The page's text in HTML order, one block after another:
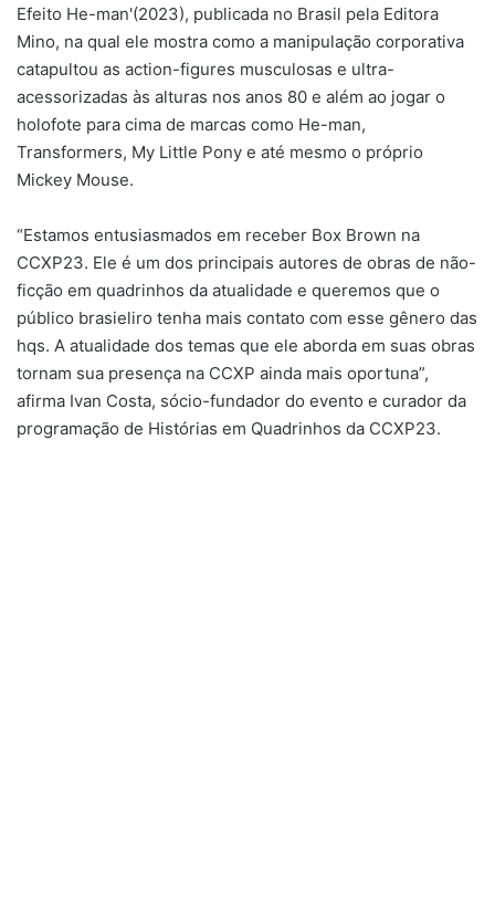
Efeito He-man'(2023), publicada no Brasil pela Editora
Mino, na qual ele mostra como a manipulação corporativa
catapultou as action-figures musculosas e ultra-
acessorizadas às alturas nos anos 80 e além ao jogar o
holofote para cima de marcas como He-man,
Transformers, My Little Pony e até mesmo o próprio
Mickey Mouse.
“Estamos entusiasmados em receber Box Brown na
CCXP23. Ele é um dos principais autores de obras de não-
ficção em quadrinhos da atualidade e queremos que o
público brasieliro tenha mais contato com esse gênero das
hqs. A atualidade dos temas que ele aborda em suas obras
tornam sua presença na CCXP ainda mais oportuna”,
afirma Ivan Costa, sócio-fundador do evento e curador da
programação de Histórias em Quadrinhos da CCXP23.